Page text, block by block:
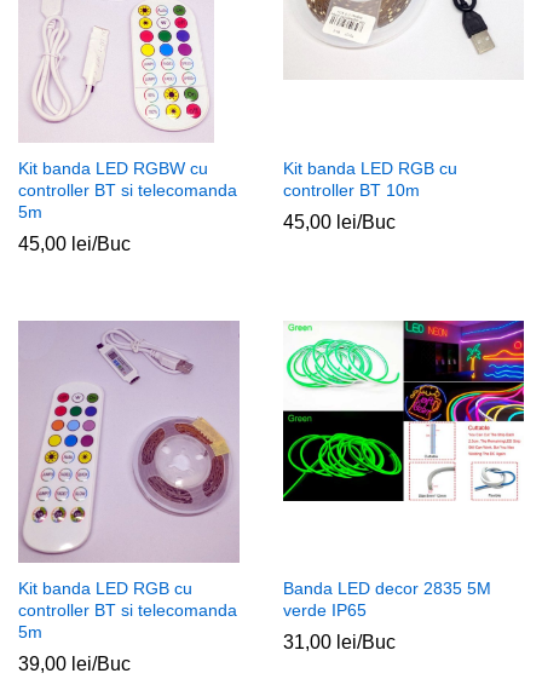
Kit banda LED RGBW cu
controller BT si telecomanda
5m
45,00 lei/Buc
Kit banda LED RGB cu
controller BT 10m
45,00 lei/Buc
Kit banda LED RGB cu
controller BT si telecomanda
5m
39,00 lei/Buc
Banda LED decor 2835 5M
verde IP65
31,00 lei/Buc